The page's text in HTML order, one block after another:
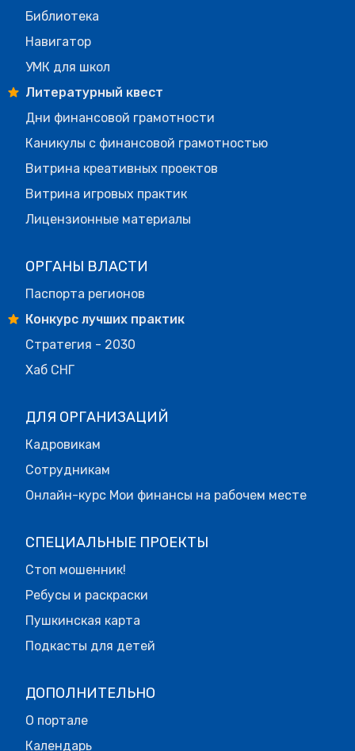
Библиотека
Навигатор
УМК для школ
Литературный квест
Дни финансовой грамотности
Каникулы с финансовой грамотностью
Витрина креативных проектов
Витрина игровых практик
Лицензионные материалы
ОРГАНЫ ВЛАСТИ
Паспорта регионов
Конкурс лучших практик
Стратегия - 2030
Хаб СНГ
ДЛЯ ОРГАНИЗАЦИЙ
Кадровикам
Сотрудникам
Онлайн-курс Мои финансы на рабочем месте
СПЕЦИАЛЬНЫЕ ПРОЕКТЫ
Стоп мошенник!
Ребусы и раскраски
Пушкинская карта
Подкасты для детей
ДОПОЛНИТЕЛЬНО
О портале
Календарь